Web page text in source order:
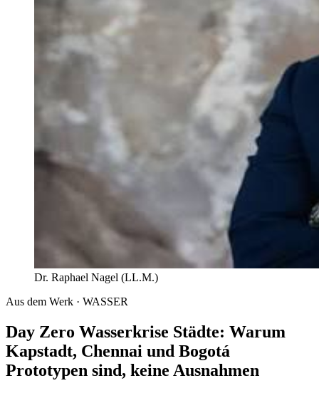
Dr. Raphael Nagel (LL.M.)
Aus dem Werk · WASSER
Day Zero Wasserkrise Städte: Warum
Kapstadt, Chennai und Bogotá
Prototypen sind, keine Ausnahmen